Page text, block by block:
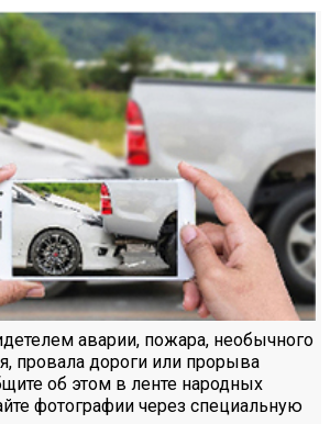
аварии, пожара, необычного
провала дороги или прорыва
об этом в ленте народных
фотографии через специальную